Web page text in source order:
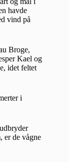
havde
vind på
Broge,
Kael og
idet feltet
i
er de vågne